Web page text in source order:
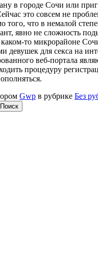
в городе Сочи или
это совсем не
того, что в немалой
явно не сложность
каком-то микрорайоне
девушек для секса на
веб-портала
процедуру
Gwp в рубрике Без